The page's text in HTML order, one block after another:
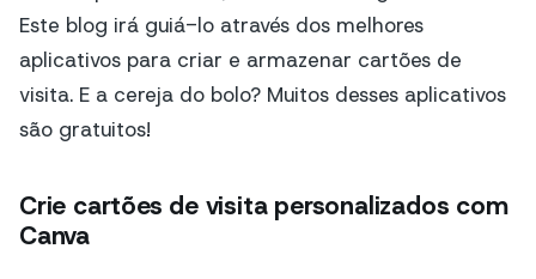
Este blog irá guiá-lo através dos melhores
aplicativos para criar e armazenar cartões de
visita. E a cereja do bolo? Muitos desses aplicativos
são gratuitos!
Crie cartões de visita personalizados com
Canva